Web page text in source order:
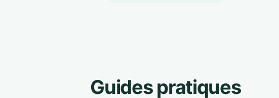
Guides pratiques